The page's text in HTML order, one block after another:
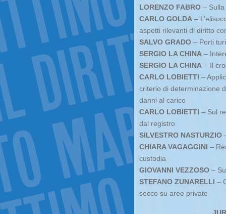
LORENZO FABRO –
CARLO GOLDA –
aspetti rilevanti di diritto
SALVO GRADO – Porti
SERGIO LA CHINA –
SERGIO LA CHINA – Il
CARLO LOBIETTI –
criterio di determinazione
danni al carico
CARLO LOBIETTI – Sul
dal registro
SILVESTRO NASTURZIO
CHIARA VAGAGGINI –
custodia
GIOVANNI VEZZOSO –
STEFANO ZUNARELLI –
secco su aree private